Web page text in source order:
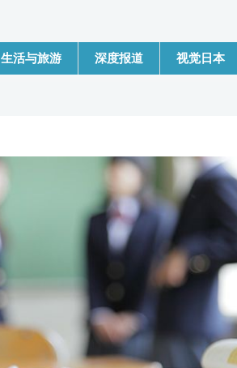
生活与旅游 深度报道 视觉日本